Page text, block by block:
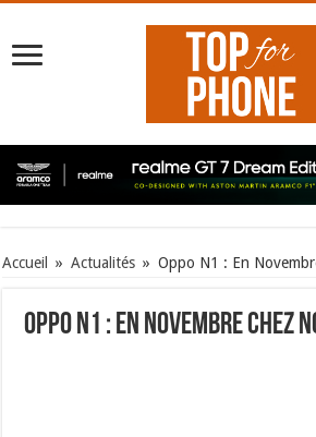
Accueil » Actualités » Oppo N1 : En
Oppo N1 : En Novembre chez